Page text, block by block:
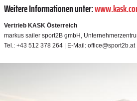
Weitere Informationen unter:
Vertrieb KASK Österreich
markus sailer sport2B gmbH,
Tel.: +43 512 378 264 | E-Mail: office@sport2b.at